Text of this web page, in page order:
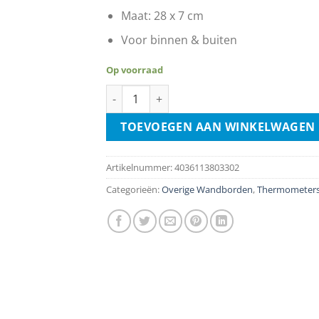
Maat: 28 x 7 cm
Voor binnen & buiten
Op voorraad
Gin Tonic aantal
TOEVOEGEN AAN WINKELWAGEN
Artikelnummer:4036113803302
Categorieën:Overige Wandborden,